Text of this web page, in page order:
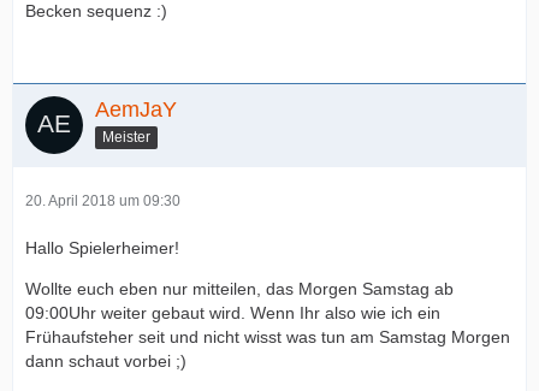
Becken sequenz :)
AemJaY
Meister
20. April 2018 um 09:30
Hallo Spielerheimer!
Wollte euch eben nur mitteilen, das Morgen Samstag ab
09:00Uhr weiter gebaut wird. Wenn Ihr also wie ich ein
Frühaufsteher seit und nicht wisst was tun am Samstag Morgen
dann schaut vorbei ;)